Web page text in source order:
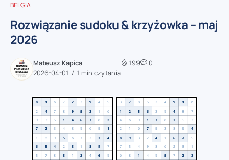
BELGIA
Rozwiązanie sudoku & krzyżowka – maj
2026
Mateusz Kapica
2026-04-01
1 min czytania
199 0